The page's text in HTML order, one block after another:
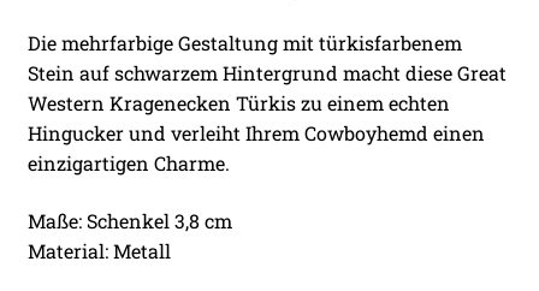
Die mehrfarbige Gestaltung mit türkisfarbenem
Stein auf schwarzem Hintergrund macht diese Great
Western Kragenecken Türkis zu einem echten
Hingucker und verleiht Ihrem Cowboyhemd einen
einzigartigen Charme.
Maße: Schenkel 3,8 cm
Material: Metall